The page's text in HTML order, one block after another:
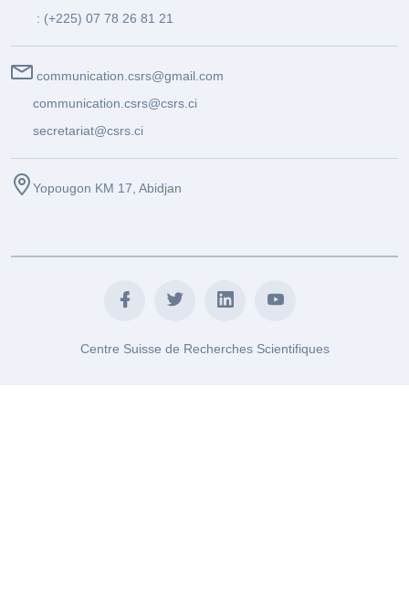
: (+225) 07 78 26 81 21
communication.csrs@gmail.com
communication.csrs@csrs.ci
secretariat@csrs.ci
Yopougon KM 17, Abidjan
Centre Suisse de Recherches Scientifiques